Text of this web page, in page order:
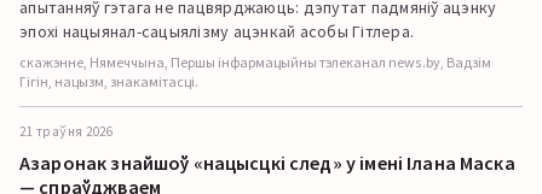
апытанняў гэтага не пацвярджаюць: дэпутат падмяніў ацэнку
эпохі нацыянал-сацыялізму ацэнкай асобы Гітлера.
скажэнне, Нямеччына, Першы інфармацыйны тэлеканал news.by, Вадзім
Гігін, нацызм, знакамітасці.
21 траўня 2026
Азаронак знайшоў «нацысцкі след» у імені Ілана Маска
— спраўджваем